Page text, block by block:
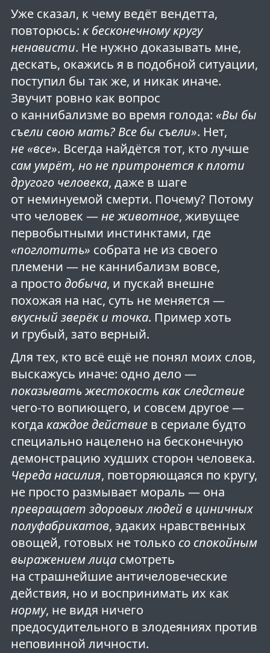
Уже сказал, к чему ведёт вендетта,
повторюсь: к бесконечному кругу
ненависти. Не нужно доказывать мне,
дескать, окажись я в подобной ситуации,
поступил бы так же, и никак иначе.
Звучит ровно как вопрос
о каннибализме во время голода: «Вы бы
съели свою мать? Все бы съели». Нет,
не «все». Всегда найдётся тот, кто лучше
сам умрёт, но не притронется к плоти
другого человека, даже в шаге
от неминуемой смерти. Почему? Потому
что человек —не животное, живущее
первобытными инстинктами, где
«поглотить» собрата не из своего
племени — не каннибализм вовсе,
а просто добыча, и пускай внешне
похожая на нас, суть не меняется —
вкусный зверёк и точка. Пример хоть
и грубый, зато верный.
Для тех, кто всё ещё не понял моих слов,
выскажусь иначе: одно дело —
показывать жестокость как следствие
чего-то вопиющего, и совсем другое —
когда каждое действиев сериале будто
специально нацелено на бесконечную
демонстрацию худших сторон человека.
Череда насилия, повторяющаяся по кругу,
не просто размывает мораль — она
превращает здоровых людей в циничных
полуфабрикатов, эдаких нравственных
овощей, готовых не только со спокойным
выражением лицасмотреть
на страшнейшие античеловеческие
действия, но и воспринимать их как
норму, не видя ничего
предосудительного в злодеяниях против
неповинной личности.